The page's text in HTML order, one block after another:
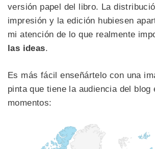
versión papel del libro. La
impresión y la edición hubiesen
mi atención de lo que realmente
las ideas.
Es más fácil enseñártelo con una
pinta que tiene la audiencia del blog
momentos: